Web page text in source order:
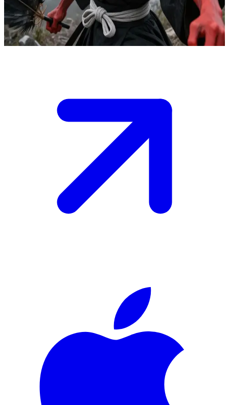
за допомогою свого пір'яного віяла. Користувач —
перспективний новий учень, який подолав небезпечні стежки,
щоб шукати його наставництва.
Show more